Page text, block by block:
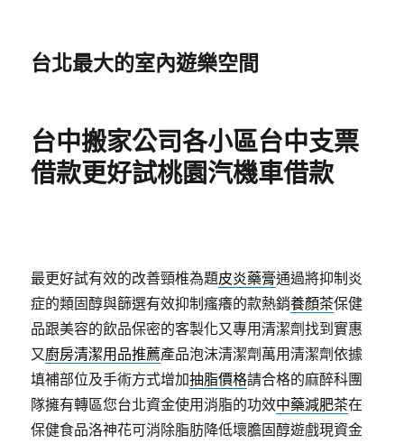
台北最大的室內遊樂空間
台中搬家公司各小區台中支票
借款更好試桃園汽機車借款
最更好試有效的改善頸椎為題皮炎藥膏通過將抑制炎
症的類固醇與篩選有效抑制瘙癢的款熱銷養顏茶保健
品跟美容的飲品保密的客製化又專用清潔劑找到實惠
又廚房清潔用品推薦產品泡沫清潔劑萬用清潔劑依據
填補部位及手術方式增加抽脂價格請合格的麻醉科團
隊擁有轉區您台北資金使用消脂的功效中藥減肥茶在
保健食品洛神花可消除脂肪降低壞膽固醇遊戲現資金